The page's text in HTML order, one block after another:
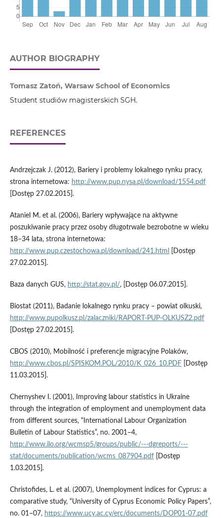
AUTHOR BIOGRAPHY
Tomasz Zatoń, Warsaw School of Economics
Student studiów magisterskich SGH.
REFERENCES
Andrzejczak J. (2012), Bariery i problemy lokalnego rynku pracy,
strona internetowa: http://www.pup.nysa.pl/download/1554.pdf
[Dostęp 27.02.2015].
Ataniel M. et al. (2006), Bariery wpływające na aktywne
poszukiwanie pracy przez osoby długotrwale bezrobotne w wieku
18–34 lata, strona internetowa:
http://www.pup.czestochowa.pl/download/241.html
[Dostęp
27.02.2015].
Baza danych GUS, http://stat.gov.pl/, [Dostęp 06.07.2015].
Biostat (2011), Badanie lokalnego rynku pracy – powiat olkuski,
http://www.pupolkusz.pl/zalaczniki/RAPORT-PUP-OLKUSZ2.pdf
[Dostęp 27.02.2015].
CBOS (2010), Mobilność i preferencje migracyjne Polaków,
http://www.cbos.pl/SPISKOM.POL/2010/K_026_10.PDF [Dostęp
11.03.2015].
Chernyshev I. (2001), Improving labour statistics in Ukraine
through the integration of employment and unemployment data
from different sources, “International Labour Organization
Bulletin of Labour Statistics”, no. 2001–4,
http://www.ilo.org/wcmsp5/groups/public/---dgreports/---
stat/documents/publication/wcms_087904.pdf[Dostęp
1.03.2015].
Christofides, L. et al. (2007), Unemployment indices for Cyprus: a
comparative study, “University of Cyprus Economic Policy Papers”,
no. 01–07, https://www.ucy.ac.cy/erc/documents/DOP01-07.pdf